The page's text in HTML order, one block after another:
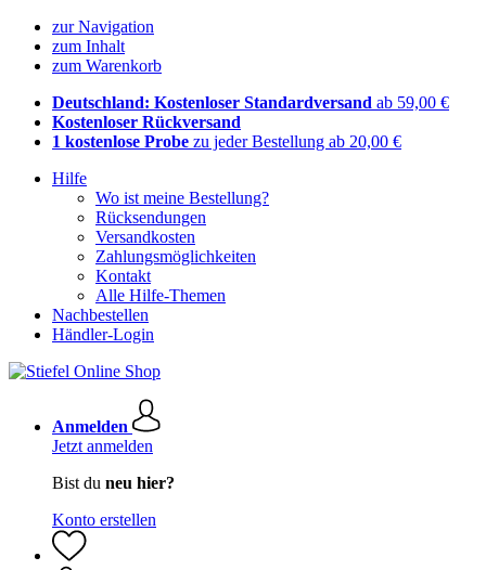
zur Navigation
zum Inhalt
zum Warenkorb
Deutschland: Kostenloser Standardversand ab 59,00 €
Kostenloser Rückversand
1 kostenlose Probe zu jeder Bestellung ab 20,00 €
Hilfe
Wo ist meine Bestellung?
Rücksendungen
Versandkosten
Zahlungsmöglichkeiten
Kontakt
Alle Hilfe-Themen
Nachbestellen
Händler-Login
Anmelden
Jetzt anmelden
Bist du neu hier?
Konto erstellen